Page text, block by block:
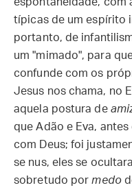
típicas de um espírito
portanto, de
um "mimado", para
confunde com os
Jesus nos chama, no
aquela postura de
que Adão e Eva,
com Deus; foi
se nus, eles se
sobretudo pormedo